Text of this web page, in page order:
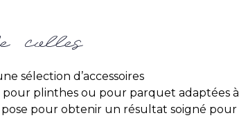
colles
sélection d’accessoires
pour plinthes ou pour parquet adaptées à
pour obtenir un résultat soigné pour